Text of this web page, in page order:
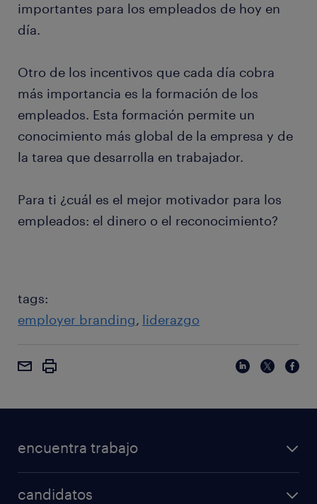
importantes para los empleados de hoy en
día.
Otro de los incentivos que cada día cobra
más importancia es la formación de los
empleados. Esta formación permite un
conocimiento más global de la empresa y de
la tarea que desarrolla en trabajador.
Para ti ¿cuál es el mejor motivador para los
empleados: el dinero o el reconocimiento?
tags:
employer branding liderazgo
encuentra trabajo
candidatos